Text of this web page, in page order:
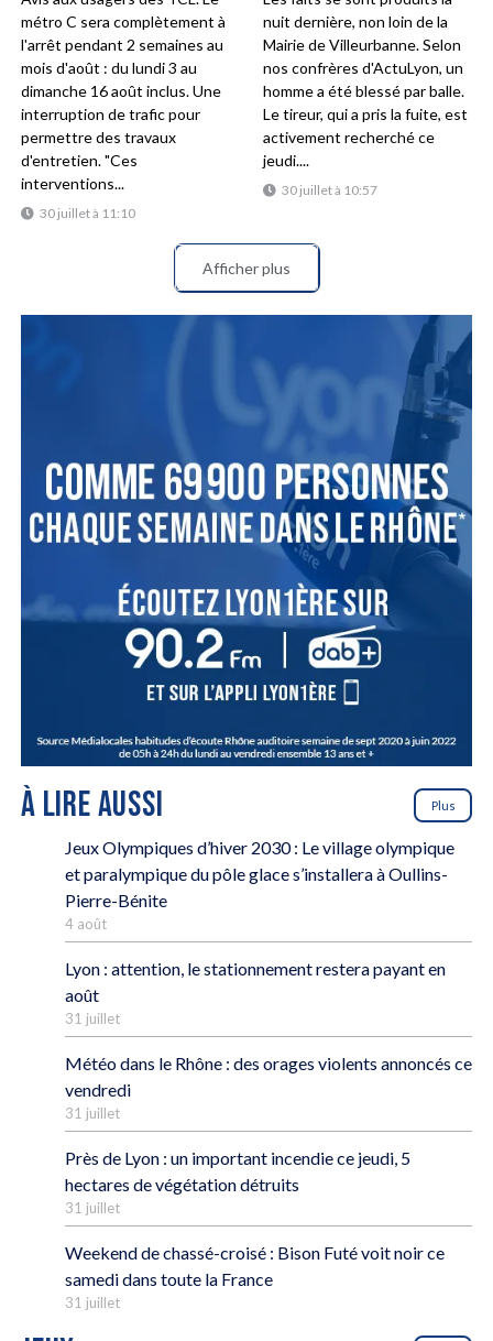
30 juillet à 11:10
métro C sera complètement à
l'arrêt pendant 2 semaines au
mois d'août : du lundi 3 au
dimanche 16 août inclus. Une
interruption de trafic pour
permettre des travaux
d'entretien. "Ces
interventions...
30 juillet à 10:57
nuit dernière, non loin de la
Mairie de Villeurbanne. Selon
nos confrères d'ActuLyon, un
homme a été blessé par balle.
Le tireur, qui a pris la fuite, est
activement recherché ce
jeudi....
Afficher plus
À LIRE AUSSI Plus
Jeux Olympiques d’hiver 2030 : Le village olympique
et paralympique du pôle glace s’installera à Oullins-
Pierre-Bénite
4 août
Lyon : attention, le stationnement restera payant en
août
31 juillet
Météo dans le Rhône : des orages violents annoncés ce
vendredi
31 juillet
Près de Lyon : un important incendie ce jeudi, 5
hectares de végétation détruits
31 juillet
Weekend de chassé-croisé : Bison Futé voit noir ce
samedi dans toute la France
31 juillet